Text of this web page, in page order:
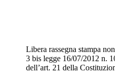
Libera rassegna stampa
3 bis legge 16/07/2012 n.
dell’art. 21 della